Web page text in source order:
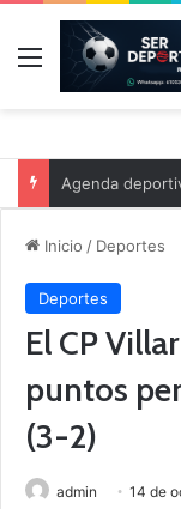
Menú
Agenda
Inicio / Deportes
Deportes
El CP
puntos
(3-2)
admin 14 de